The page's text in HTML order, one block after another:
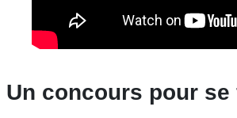
Un concours pour